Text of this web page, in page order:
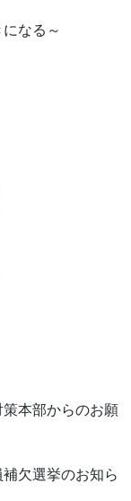
なる～
本部からのお願
欠選挙のお知ら